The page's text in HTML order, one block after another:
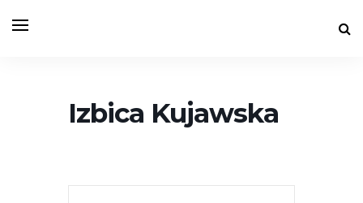
Izbica Kujawska